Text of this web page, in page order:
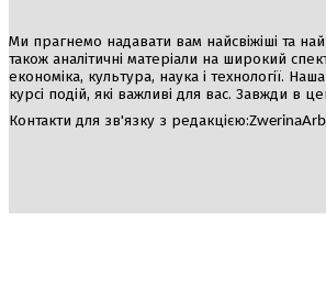
Ми прагнемо надавати вам найсвіжіші та
також аналітичні матеріали на широкий
економіка, культура, наука і технології.
курсі подій, які важливі для вас. Завжди в
Контакти для зв'язку з редакцією: